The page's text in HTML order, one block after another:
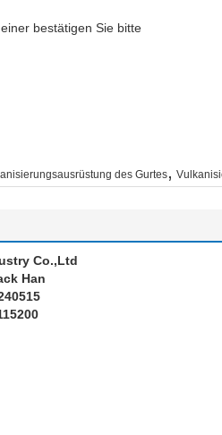
bestätigen Sie bitte
des Gurtes,
Co.,Ltd
Han